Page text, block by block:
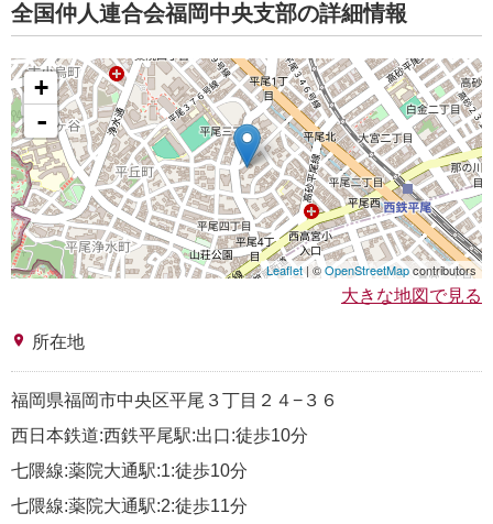
全国仲人連合会福岡中央支部の詳細情報
+
-
Leaflet| ©OpenStreetMapcontributors
大きな地図で見る
place 所在地
福岡県福岡市中央区平尾３丁目２４−３６
西日本鉄道:西鉄平尾駅:出口:徒歩10分
七隈線:薬院大通駅:1:徒歩10分
七隈線:薬院大通駅:2:徒歩11分